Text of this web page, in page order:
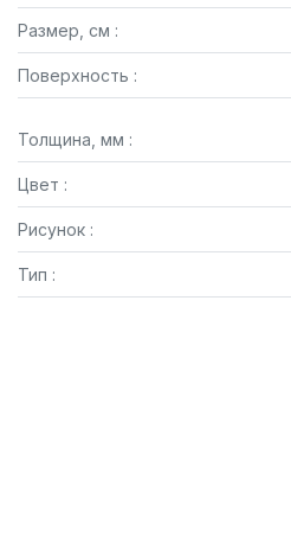
Размер, см :
Поверхность :
Толщина, мм :
Цвет :
Рисунок :
Тип :